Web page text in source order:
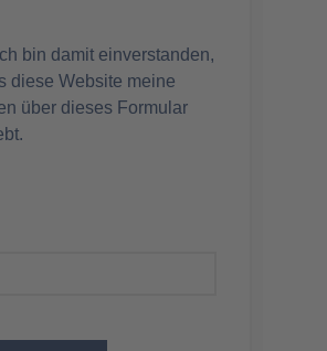
Ich bin damit einverstanden,
diese Website meine
über dieses Formular